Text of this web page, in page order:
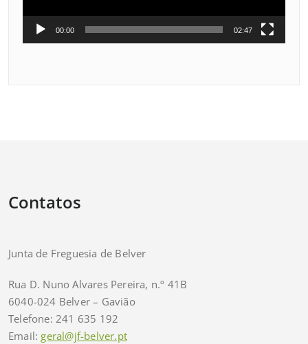
00:00 02:47
Contatos
Junta de Freguesia de Belver
Rua D. Nuno Alvares Pereira, n.º 41B
6040-024 Belver – Gavião
Telefone: 241 635 192
Email: geral@jf-belver.pt